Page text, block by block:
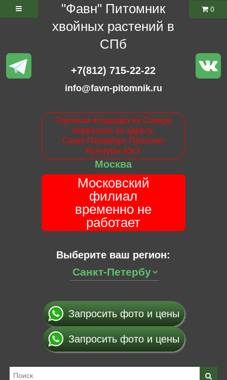
"Фавн" Питомник
хвойных растений в
СПб
+7(812) 715-22-22
info@favn-pitomnik.ru
Торговая площадка на Севере
переехала по адресу:
Санкт-Петербург. Проспект
Культуры 63с1
Москва
Московский
филиал
временно не
работает
Выберите ваш регион:
0
Запросить фото и цены
Запросить фото и цены